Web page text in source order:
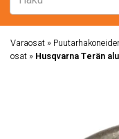
Varaosat »
osat » Husqvarna Terän